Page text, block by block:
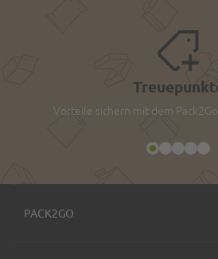
Vorteile sichern mit dem
PACK2GO